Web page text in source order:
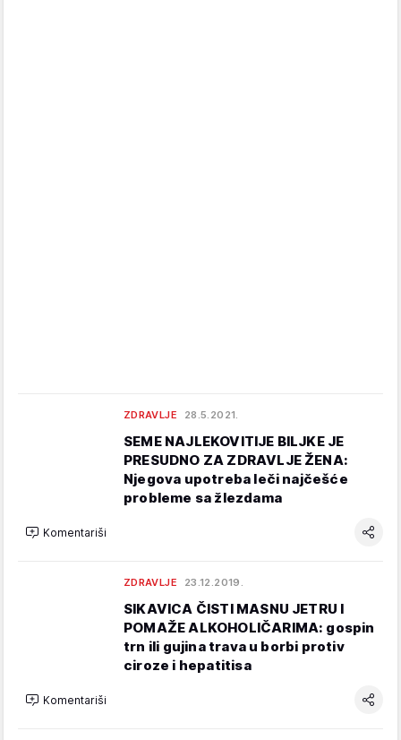
ZDRAVLJE 28.5.2021.
SEME NAJLEKOVITIJE BILJKE JE
PRESUDNO ZA ZDRAVLJE ŽENA:
Njegova upotreba leči najčešće
probleme sa žlezdama
Komentariši
ZDRAVLJE 23.12.2019.
SIKAVICA ČISTI MASNU JETRU I
POMAŽE ALKOHOLIČARIMA: gospin
trn ili gujina trava u borbi protiv
ciroze i hepatitisa
Komentariši